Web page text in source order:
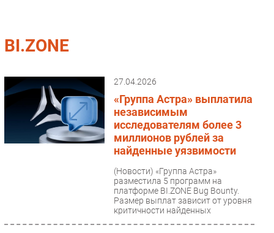
Импорто­замещение
Интернет
Мобильная связь
Фиксированная связь
Интеграция
Рынок ПК
BI.ZONE
27.04.2026
«Группа Астра» выплатила
независимым
исследователям более 3
миллионов рублей за
найденные уязвимости
(Новости) «Группа Астра»
разместила 5 программ на
платформе BI.ZONE Bug Bounty.
Размер выплат зависит от уровня
критичности найденных